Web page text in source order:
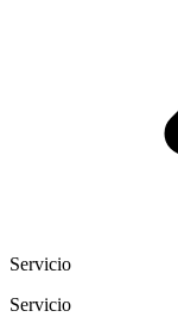
Servicio
Servicio